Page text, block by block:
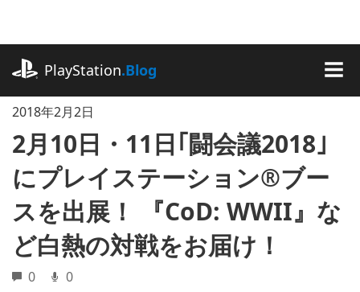
に
キ
ッ
プ
PlayStation.Blog
2018年2月2日
2月10日・11日｢闘会議2018｣
にプレイステーション®ブー
スを出展！ 『CoD: WWII』な
ど白熱の対戦をお届け！
0 0